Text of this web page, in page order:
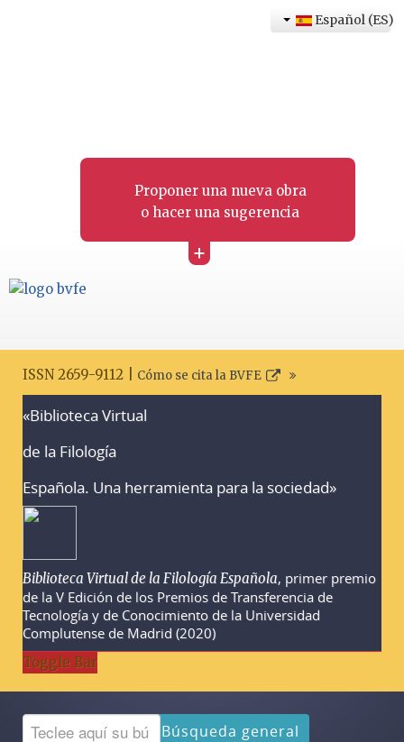
Proponer una nueva obra
o hacer una sugerencia
+
Español (ES)
ISSN 2659-9112 | Cómo se cita la BVFE
«Biblioteca Virtual
de la Filología
Española. Una herramienta para la sociedad»
Biblioteca Virtual de la Filología Española, primer premio
de la V Edición de los Premios de Transferencia de
Tecnología y de Conocimiento de la Universidad
Complutense de Madrid (2020)
Toggle Bar
Búsqueda general